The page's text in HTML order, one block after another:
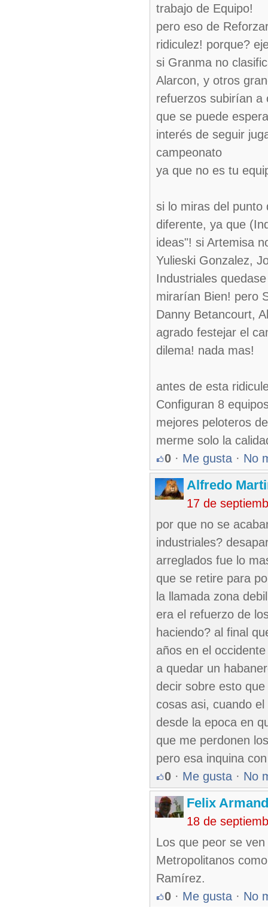
trabajo de Equipo!
pero eso de
ridiculez! porque?
si Granma no
Alarcon, y otros
refuerzos subirían a
que se puede
interés de seguir
campeonato
ya que no es tu
si lo miras del punto
diferente, ya que
ideas"! si Artemisa
Yulieski Gonzalez,
Industriales
mirarían Bien! pero
Danny Betancourt,
agrado festejar el
dilema! nada mas!
antes de esta
Configuran 8
mejores peloteros
merme solo la
0 · Me gusta · No
Alfredo
17 de
por que no se
industriales?
arreglados fue lo
que se retire para
la llamada zona
era el refuerzo de
haciendo? al final
años en el
a quedar un
decir sobre esto
cosas asi, cuando
desde la epoca en
que me perdonen
pero esa inquina
0 · Me gusta · No
Felix
18 de
Los que peor se
Metropolitanos
Ramírez.
0 · Me gusta · No